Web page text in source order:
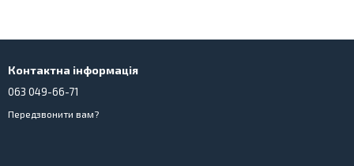
Контактна інформація
063 049-66-71
Передзвонити вам?